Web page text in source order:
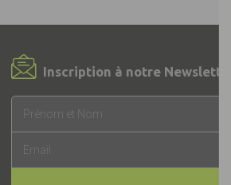
Inscription à notre Newsletter